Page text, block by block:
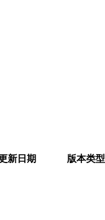
新日期 版本类型